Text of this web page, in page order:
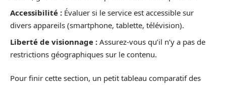
Accessibilité : Évaluer si le service est accessible sur
divers appareils (smartphone, tablette, télévision).
Liberté de visionnage : Assurez-vous qu’il n’y a pas de
restrictions géographiques sur le contenu.
Pour finir cette section, un petit tableau comparatif des